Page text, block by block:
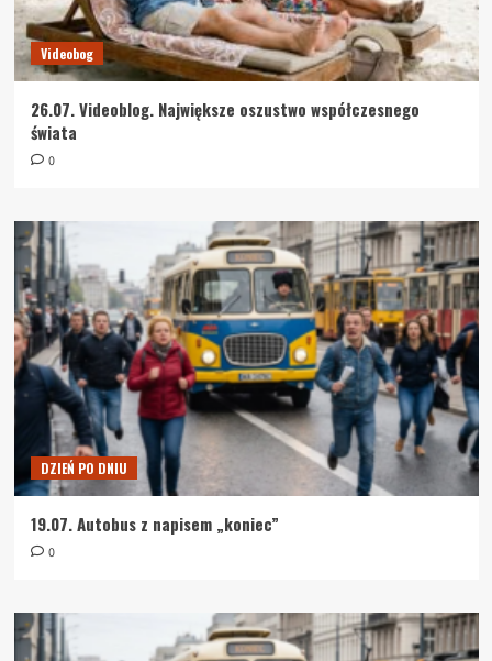
Videobog
26.07. Videoblog. Największe oszustwo współczesnego
świata
0
DZIEŃ PO DNIU
19.07. Autobus z napisem „koniec”
0